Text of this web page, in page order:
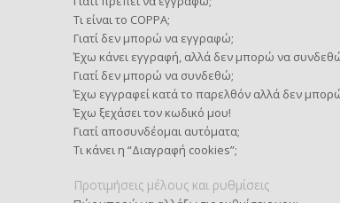
Τι είναι το COPPA;
Γιατί δεν μπορώ να εγγραφώ;
Έχω κάνει εγγραφή, αλλά δεν μπορώ να
Γιατί δεν μπορώ να συνδεθώ;
Έχω εγγραφεί κατά το παρελθόν αλλά δεν
Έχω ξεχάσει τον κωδικό μου!
Γιατί αποσυνδέομαι αυτόματα;
Τι κάνει η “Διαγραφή cookies”;
Προτιμήσεις μέλους και ρυθμίσεις